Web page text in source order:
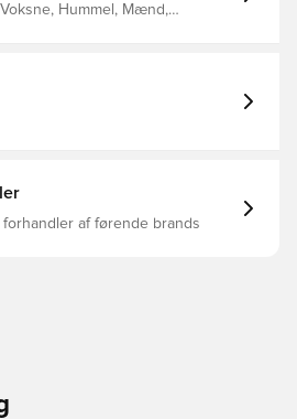
Justerbar snøretalje Printet
Hummel, Mænd,
af førende brands